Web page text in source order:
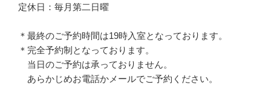
定休日：毎月第二日曜
＊最終のご予約時間は19時入室となっております。
＊完全予約制となっております。
当日のご予約は承っておりません。
あらかじめお電話かメールでご予約ください。